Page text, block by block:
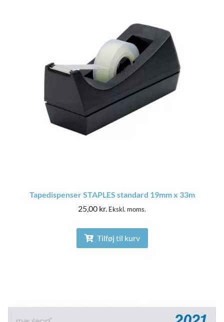
Tapedispenser STAPLES standard 19mm x 33m
25,00 kr. Ekskl. moms.
Tilføj til kurv